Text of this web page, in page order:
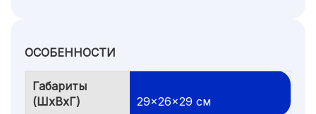
ОСОБЕННОСТИ
Габариты
(ШхВхГ)
29x26x29 см